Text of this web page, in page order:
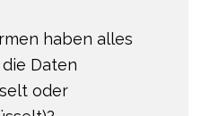
haben alles
Daten
oder